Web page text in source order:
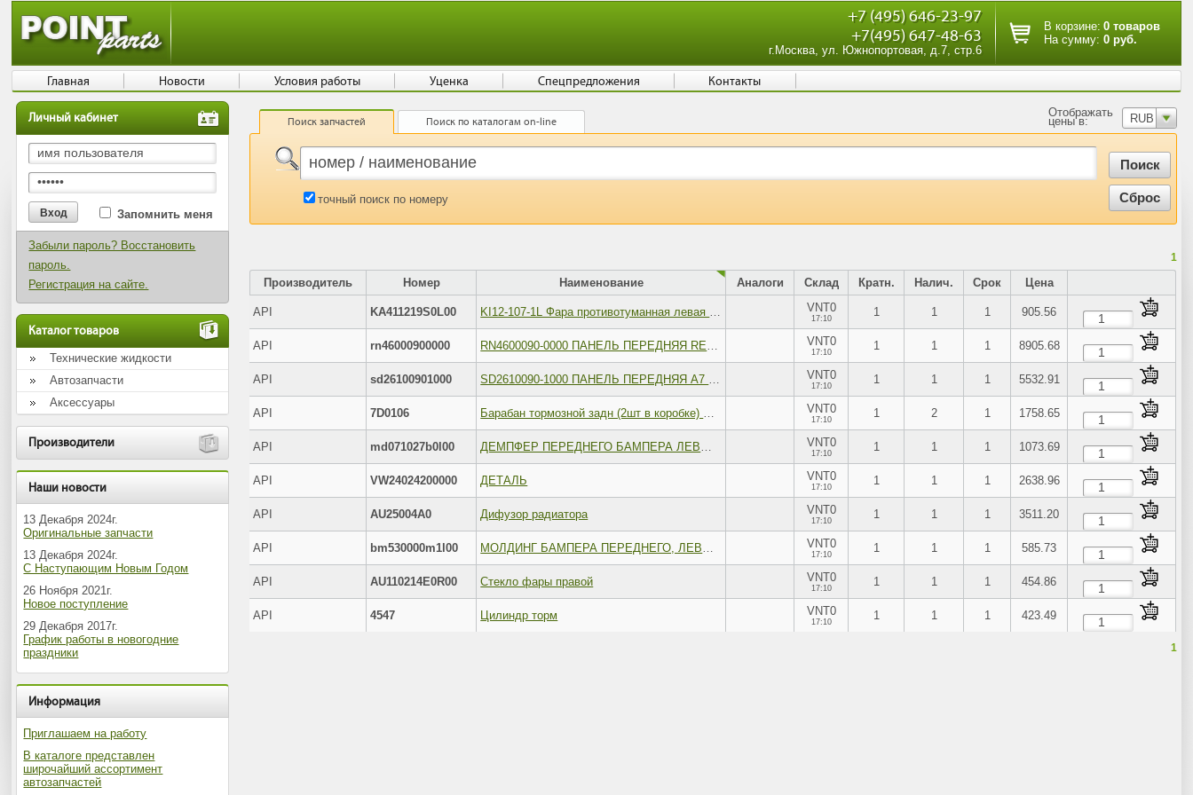
Личный кабинет
Запомнить меня
Забыли пароль? Восстановить
пароль.
Регистрация на сайте.
Каталог товаров
Технические жидкости
Автозапчасти
Аксессуары
Производители
Наши новости
13 Декабря 2024г.
Оригинальные запчасти
13 Декабря 2024г.
С Наступающим Новым Годом
26 Ноября 2021г.
Новое поступление
29 Декабря 2017г.
График работы в новогодние
праздники
Информация
Приглашаем на работу
В каталоге представлен
широчайший ассортимент
автозапчастей
Поиск запчастей Поиск по каталогам on-line RUB
Отображать
цены в:
точный поиск по номеру
1
Производитель Номер Наименование Аналоги Склад Кратн. Налич. Срок Цена
API KA411219S0L00 KI12-107-1L Фара противотуманная левая 09-11 SDN VNT0
17:10 1 1 1 905.56
API rn46000900000 RN4600090-0000 ПАНЕЛЬ ПЕРЕДНЯЯ RENAULT FLUENCE 2010- VNT0
17:10 1 1 1 8905.68
API sd26100901000 SD2610090-1000 ПАНЕЛЬ ПЕРЕДНЯЯ A7 (1.8 TSI/2.0 TDI) SKODA OCTAVIA 2013- VNT0
17:10 1 1 1 5532.91
API 7D0106 Барабан тормозной задн (2шт в коробке) MERCEDES-BE VNT0
17:10 1 2 1 1758.65
API md071027b0l00 ДЕМПФЕР ПЕРЕДНЕГО БАМПЕРА ЛЕВЫЙ W 204 07 VNT0
17:10 1 1 1 1073.69
API VW24024200000 ДЕТAЛЬ VNT0
17:10 1 1 1 2638.96
API AU25004A0 Дифузор радиатора VNT0
17:10 1 1 1 3511.20
API bm530000m1l00 МОЛДИНГ БАМПЕРА ПЕРЕДНЕГО, ЛЕВОГО (МОДЕЛИ C ХРОМ. МОЛДИНГОМ) VNT0
17:10 1 1 1 585.73
API AU110214E0R00 Стекло фары правой VNT0
17:10 1 1 1 454.86
API 4547 Цилиндр торм VNT0
17:10 1 1 1 423.49
1
Главная Новости Условия работы Уценка Спецпредложения Контакты
+7 (495) 646-23-97
+7(495) 647-48-63
г.Москва, ул. Южнопортовая, д.7, стр.6
В корзине: 0 товаров
На сумму: 0 руб.